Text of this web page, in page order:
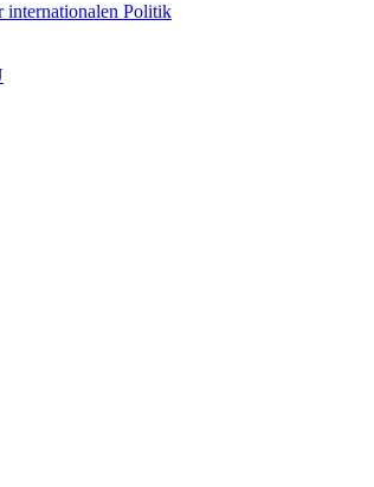
internationalen Politik